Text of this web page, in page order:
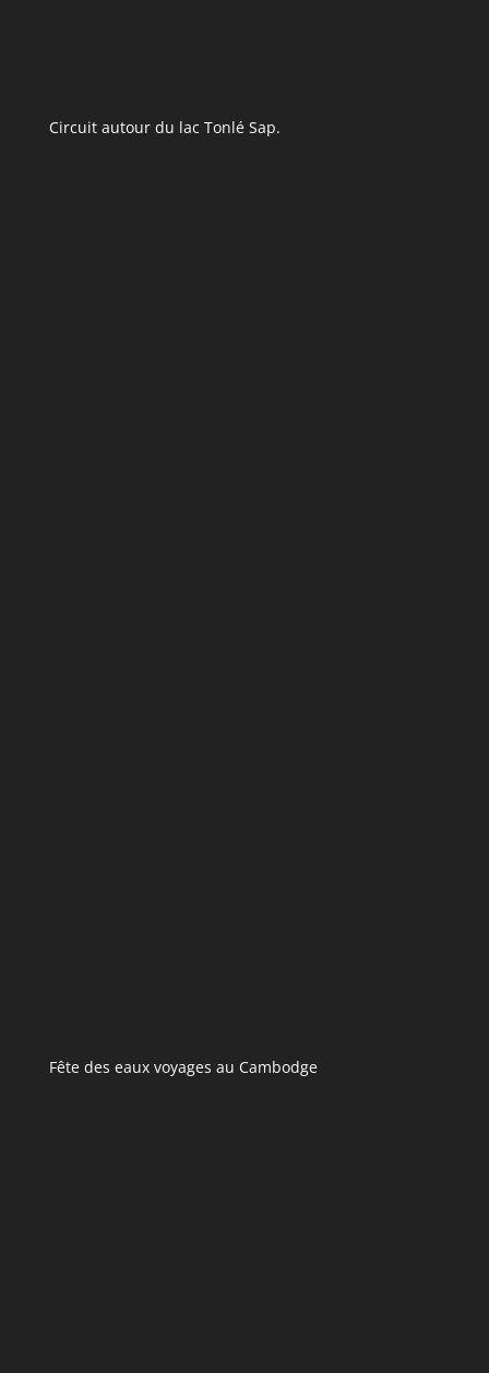
Circuit autour du lac Tonlé Sap.
Fête des eaux voyages au Cambodge